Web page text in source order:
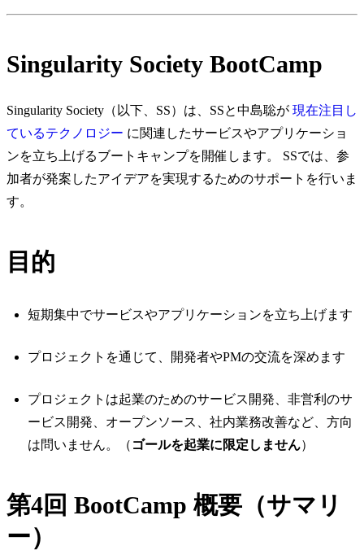
Singularity Society BootCamp
Singularity Society（以下、SS）は、SSと中島聡が 現在注目し
ているテクノロジー に関連したサービスやアプリケーショ
ンを立ち上げるブートキャンプを開催します。 SSでは、参
加者が発案したアイデアを実現するためのサポートを行いま
す。
目的
短期集中でサービスやアプリケーションを立ち上げます
プロジェクトを通じて、開発者やPMの交流を深めます
プロジェクトは起業のためのサービス開発、非営利のサ
ービス開発、オープンソース、社内業務改善など、方向
は問いません。（ ゴールを起業に限定しません）
第4回 BootCamp 概要（サマリ
ー）